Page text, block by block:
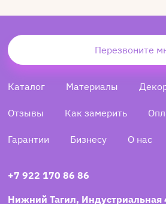
Перезвоните
Каталог Материалы
Отзывы Как замерить
Гарантии Бизнесу О нас
+7 922 170 86 86
Нижний Тагил, Индустриальная